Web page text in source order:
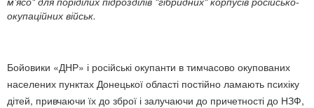
окупаційних військ.
Бойовики «ДНР» і російські окупанти в тимчасово окупованих
населених пунктах Донецької області постійно ламають психіку
дітей, привчаючи їх до зброї і залучаючи до причетності до НЗФ,